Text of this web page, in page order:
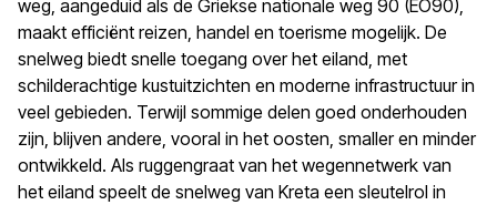
weg, aangeduid als de Griekse nationale weg 90 (EO90),
maakt efficiënt reizen, handel en toerisme mogelijk. De
snelweg biedt snelle toegang over het eiland, met
schilderachtige kustuitzichten en moderne infrastructuur in
veel gebieden. Terwijl sommige delen goed onderhouden
zijn, blijven andere, vooral in het oosten, smaller en minder
ontwikkeld. Als ruggengraat van het wegennetwerk van
het eiland speelt de snelweg van Kreta een sleutelrol in